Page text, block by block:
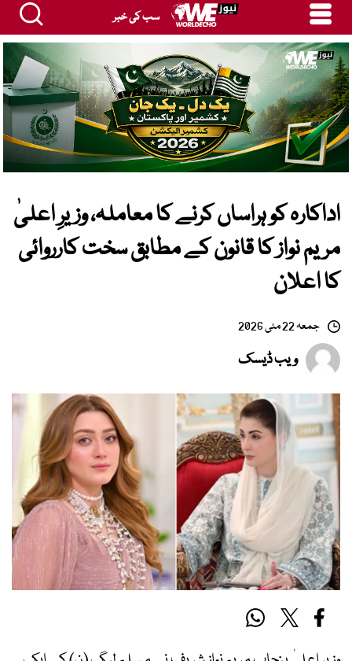
سب کی خبر
اداکارہ کو ہراساں کرنے کا معاملہ، وزیرِ اعلیٰ
مریم نواز کا قانون کے مطابق سخت کارروائی
کا اعلان
جمعہ 22 مئی 2026
ویب ڈیسک